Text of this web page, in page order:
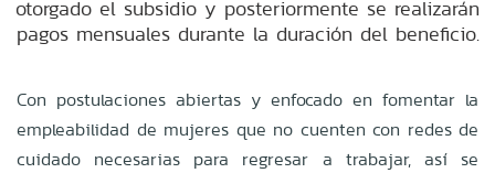
otorgado el subsidio y posteriormente se realizarán
pagos mensuales durante la duración del beneficio.
Con postulaciones abiertas y enfocado en fomentar la
empleabilidad de mujeres que no cuenten con redes de
cuidado necesarias para regresar a trabajar, así se